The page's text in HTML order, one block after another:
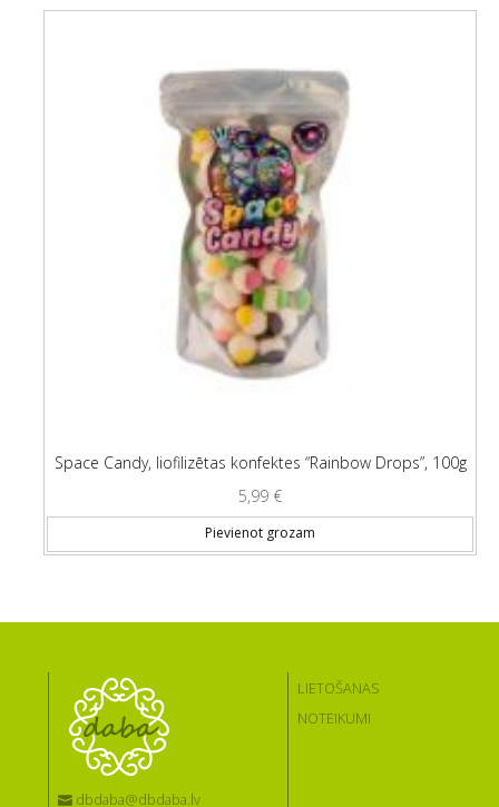
Space Candy, liofilizētas konfektes “Rainbow Drops”, 100g
5,99 €
Pievienot grozam
dbdaba@dbdaba.lv
LIETOŠANAS
NOTEIKUMI